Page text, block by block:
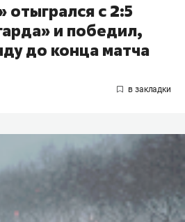
с 2:5
и победил,
до конца матча